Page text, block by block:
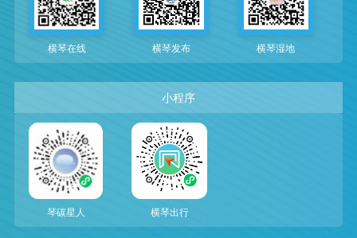
横琴在线 横琴发布 横琴湿地
小程序
琴碳星人 横琴出行